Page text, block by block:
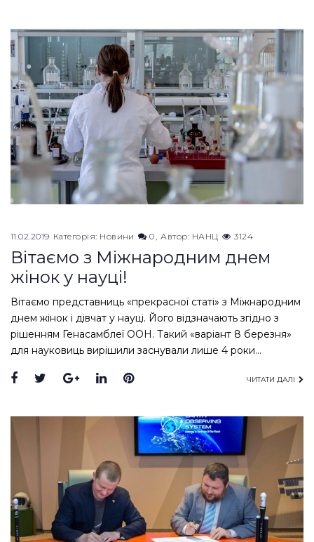
Місяць:
Лютий
2019
11.02.2019 Категорія: Новини 0 Автор: НАНЦ 3124
Вітаємо з Міжнародним днем
жінок у науці!
Вітаємо представниць «прекрасної статі» з Міжнародним
днем жінок і дівчат у науці. Його відзначають згідно з
рішенням Генасамблеї ООН. Такий «варіант 8 березня»
для науковиць вирішили заснували лише 4 роки…
Facebook
TwitterGoogle+
LinkedInPinterest ЧИТАТИ ДАЛІ